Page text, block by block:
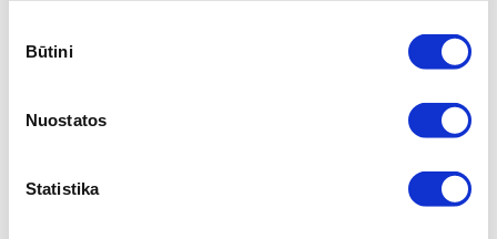
pasirinkimas
Būtini
Nuostatos
Statistika
rezultatas – 2:1
Gaunami 5 taškai